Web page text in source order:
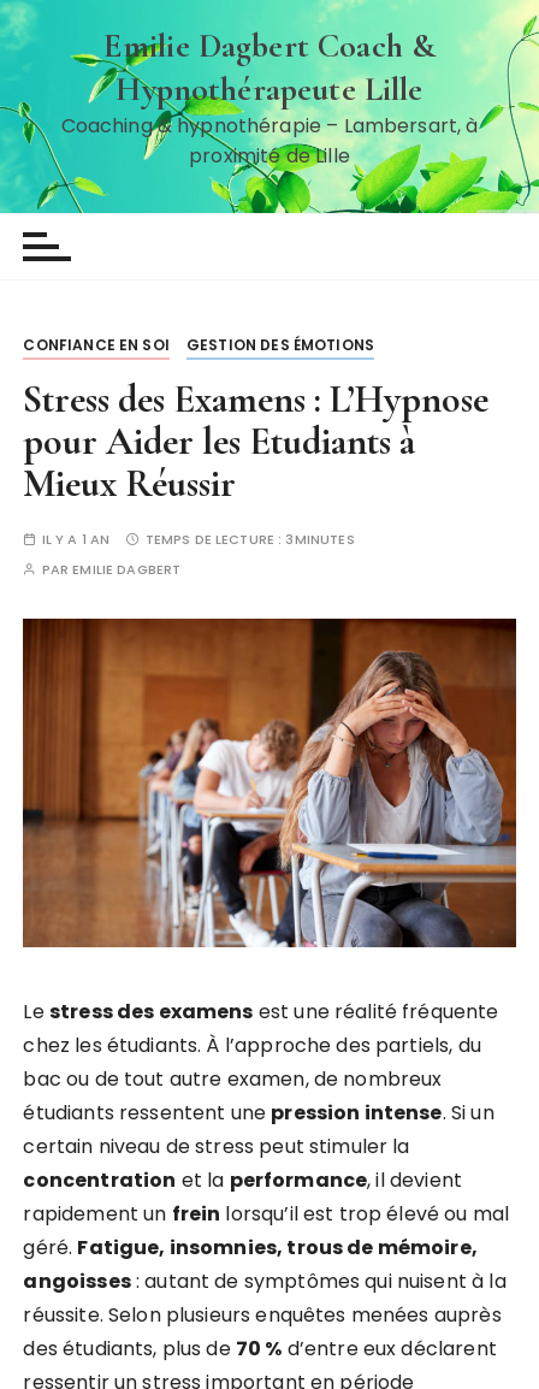
P
a
s
e
r
a
Emilie Dagbert Coach &
Hypnothérapeute Lille
Coaching & hypnothérapie – Lambersart, à
proximité de Lille
CONFIANCE EN SOI GESTION DES ÉMOTIONS
Stress des Examens : L’Hypnose
pour Aider les Etudiants à
Mieux Réussir
IL Y A 1 AN TEMPS DE LECTURE : 3MINUTES
PAREMILIE DAGBERT
Lestress des examens est une réalité fréquente
chez les étudiants. À l’approche des partiels, du
bac ou de tout autre examen, de nombreux
étudiants ressentent une pression intense. Si un
certain niveau de stress peut stimuler la
concentration et la performance, il devient
rapidement un frein lorsqu’il est trop élevé ou mal
géré. Fatigue, insomnies, trous de mémoire,
angoisses: autant de symptômes qui nuisent à la
réussite. Selon plusieurs enquêtes menées auprès
des étudiants, plus de 70 % d’entre eux déclarent
ressentir un stress important en période